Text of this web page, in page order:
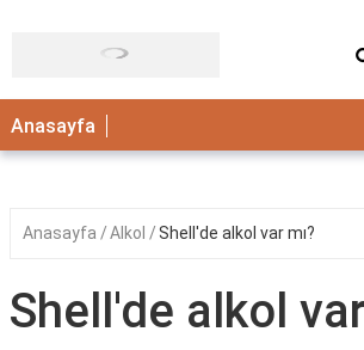
ANASAYFA
Anasayfa
Anasayfa Alkol Shell'de alkol var mı?
Shell'de alkol